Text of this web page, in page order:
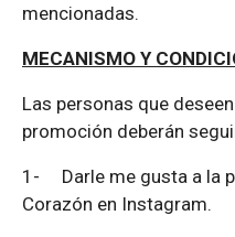
mencionadas.
MECANISMO Y
Las personas que
promoción deberán
1- Darle me gusta a la
Corazón en Instagram.